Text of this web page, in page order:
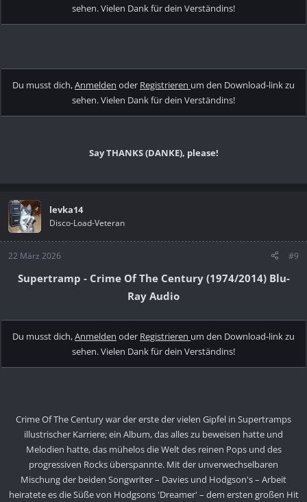
sehen. Vielen Dank für dein Verständins!
Du musst dich,Anmelden oder Registrieren um den Download-link zu
sehen. Vielen Dank für dein Verständins!
Say THANKS (DANKE), please!
levka14
Disco-Load-Veteran
22 März 2026 #9
Supertramp - Crime Of The Century (1974/2014) Blu-
Ray Audio
Du musst dich,Anmelden oder Registrieren um den Download-link zu
sehen. Vielen Dank für dein Verständins!
Crime Of The Century war der erste der vielen Gipfel in Supertramps
illustrischer Karriere; ein Album, das alles zu beweisen hatte und
Melodien hatte, das mühelos die Welt des reinen Pops und des
progressiven Rocks überspannte. Mit der unverwechselbaren
Mischung der beiden Songwriter – Davies und Hodgson's – Arbeit
heiratete es die Süße von Hodgsons 'Dreamer' – dem ersten großen Hit